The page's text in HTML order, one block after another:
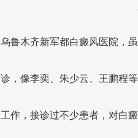
乌鲁木齐新军都白癜风医院，
诊，像李奕、朱少云、王鹏程
工作，接诊过不少患者，对白